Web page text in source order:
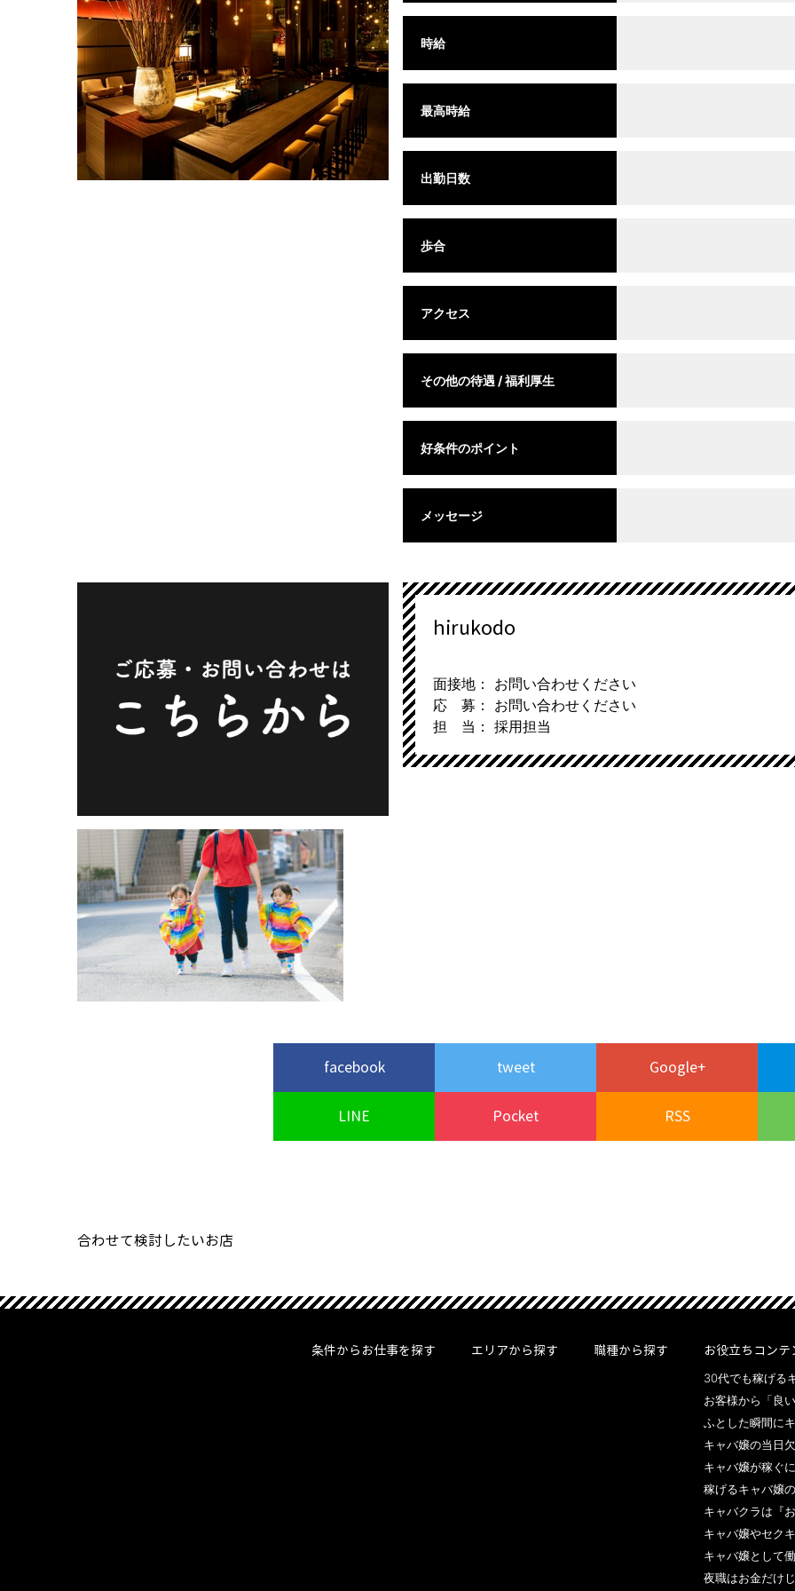
時給
最高時給
出勤日数
歩合
アクセス
その他の待遇 / 福利厚生
好条件のポイント
メッセージ
hirukodo
面接地： お問い合わせください
応 募： お問い合わせください
担 当： 採用担当
facebook tweet Google+
LINE Pocket RSS
合わせて検討したいお店
条件からお仕事を探す エリアから探す 職種から探す お役立ちコンテ
30代でも稼げる
お客様から「良
ふとした瞬間に
キャバ嬢の当日
キャバ嬢が稼ぐ
稼げるキャバ嬢
キャバクラは『
キャバ嬢やセク
キャバ嬢として
夜職はお金だけ